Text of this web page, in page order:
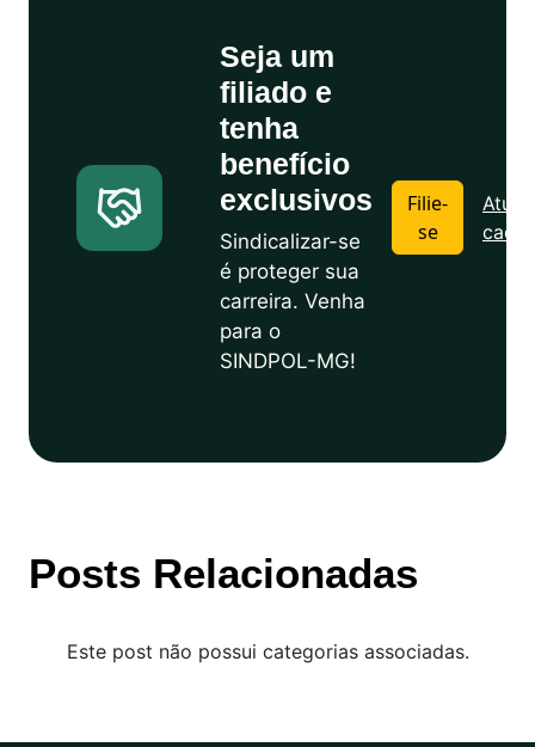
Seja um
filiado e
tenha
benefício
exclusivos
Sindicalizar-se
é proteger sua
carreira. Venha
para o
SINDPOL-MG!
Filie-
se
Posts Relacionadas
Este post não possui categorias associadas.